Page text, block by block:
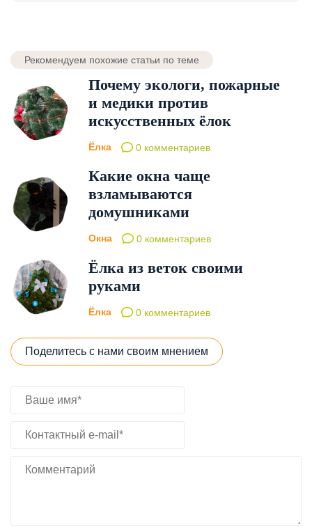
Рекомендуем похожие статьи по теме
Почему экологи, пожарные
и медики против
искусственных ёлок
Ёлка 0 комментариев
Какие окна чаще
взламываются
домушниками
Окна 0 комментариев
Ёлка из веток своими
руками
Ёлка 0 комментариев
Поделитесь с нами своим мнением